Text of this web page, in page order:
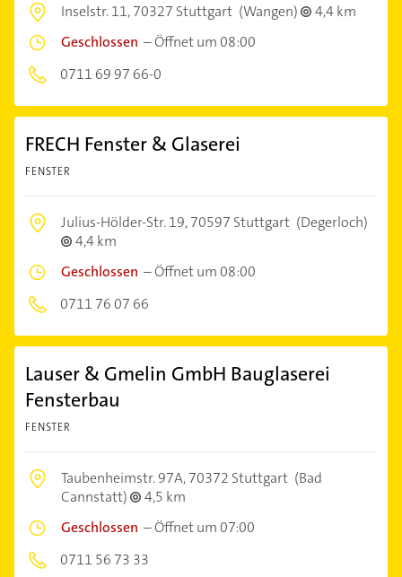
Inselstr. 11,70327 Stuttgart (Wangen)
4,4 km
Geschlossen –Öffnet um 08:00
0711 69 97 66-0
FRECH Fenster & Glaserei
FENSTER
Julius-Hölder-Str. 19,70597 Stuttgart (Degerloch)
4,4 km
Geschlossen –Öffnet um 08:00
0711 76 07 66
Lauser & Gmelin GmbH Bauglaserei
Fensterbau
FENSTER
Taubenheimstr. 97A,70372 Stuttgart (Bad
Cannstatt)
4,5 km
Geschlossen –Öffnet um 07:00
0711 56 73 33